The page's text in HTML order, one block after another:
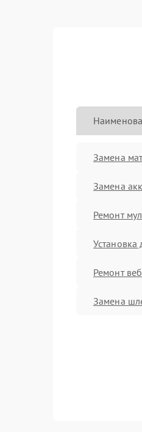
Замена
Замена
Ремонт
Ремонт
Замена